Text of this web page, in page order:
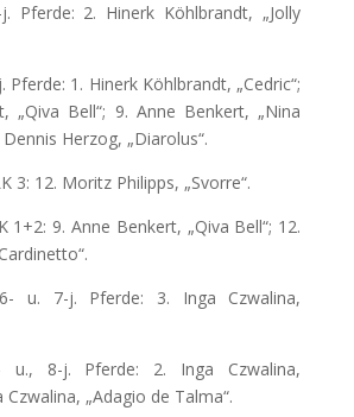
Pferde: 2. Hinerk Köhlbrandt, „Jolly
Pferde: 1. Hinerk Köhlbrandt, „Cedric“;
„Qiva Bell“; 9. Anne Benkert, „Nina
Herzog, „Diarolus“.
3: 12. Moritz Philipps, „Svorre“.
1+2: 9. Anne Benkert, „Qiva Bell“; 12.
u. 7-j. Pferde: 3. Inga Czwalina,
u., 8-j. Pferde: 2. Inga Czwalina,
Czwalina, „Adagio de Talma“.